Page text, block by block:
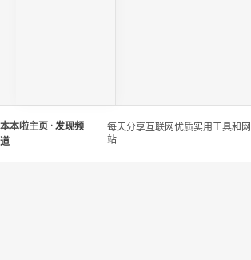
本本啦主页 · 发现频
道
每天分享互联网优质实用工具和网
站